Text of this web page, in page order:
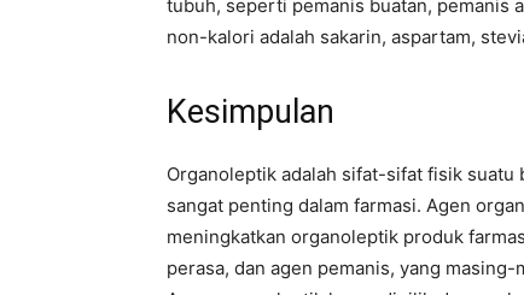
tubuh, seperti pemanis buatan, pemanis
non-kalori adalah sakarin, aspartam,
Kesimpulan
Organoleptik adalah sifat-sifat fisik suatu
sangat penting dalam farmasi. Agen
meningkatkan organoleptik produk
perasa, dan agen pemanis, yang